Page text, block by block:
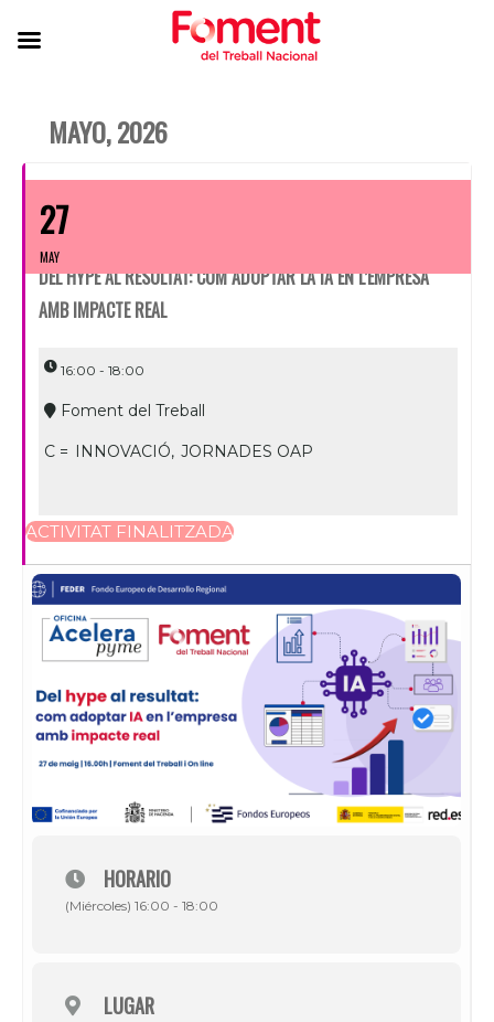
MAYO, 2026
27
MAY
DEL HYPE AL RESULTAT: COM ADOPTAR LA IA EN L’EMPRESA
AMB IMPACTE REAL
16:00 - 18:00
Foment del Treball
C = INNOVACIÓ, JORNADES OAP
ACTIVITAT FINALITZADA
HORARIO
(Miércoles) 16:00 - 18:00
LUGAR